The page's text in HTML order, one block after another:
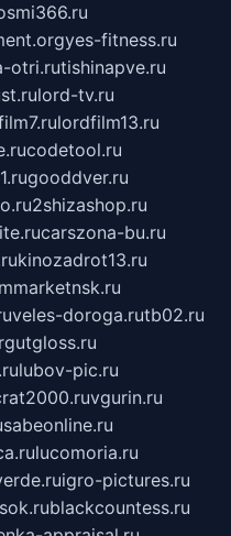
smi366.ru
yes-fitness.ru
otri.rutishinapve.ru
lord-tv.ru
lordfilm13.ru
codetool.ru
gooddver.ru
2shizashop.ru
carszona-bu.ru
kinozadrot13.ru
veles-doroga.rutb02.ru
lubov-pic.ru
vgurin.ru
sabeonline.ru
lucomoria.ru
igro-pictures.ru
blackcountess.ru